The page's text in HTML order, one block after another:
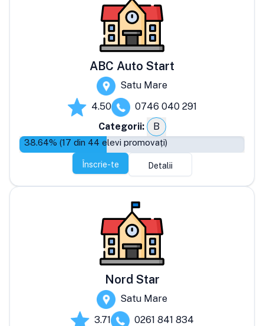
ABC Auto Start
Satu Mare
4.50
0746 040 291
Categorii:
B
38.64% (17 din 44 elevi promovați)
Înscrie-te Detalii
Nord Star
Satu Mare
3.71
0261 841 834